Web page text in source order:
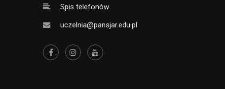
Spis telefonów
uczelnia@pansjar.edu.pl